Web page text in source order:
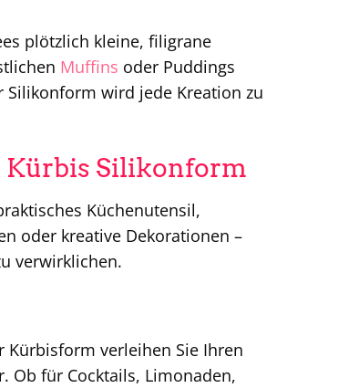
plötzlich kleine, filigrane
Muffins oder Puddings
wird jede Kreation zu
Kürbis Silikonform
Küchenutensil,
oder kreative Dekorationen –
verwirklichen.
Kürbisform verleihen Sie Ihren
Ob für Cocktails, Limonaden,